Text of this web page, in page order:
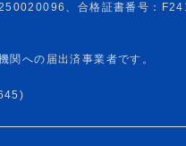
、合格証書番号：
関への届出済事業者です。